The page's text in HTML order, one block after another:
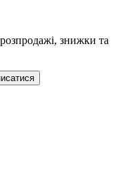
знижки та